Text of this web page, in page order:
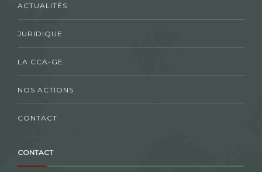
ACTUALITÉS
JURIDIQUE
LA CCA-GE
NOS ACTIONS
CONTACT
CONTACT